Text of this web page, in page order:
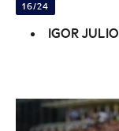
16/24
IGOR JULIO